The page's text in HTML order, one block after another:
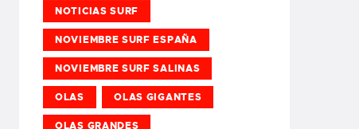
NOTICIAS SURF
NOVIEMBRE SURF ESPAÑA
NOVIEMBRE SURF SALINAS
OLAS OLAS GIGANTES
OLAS GRANDES